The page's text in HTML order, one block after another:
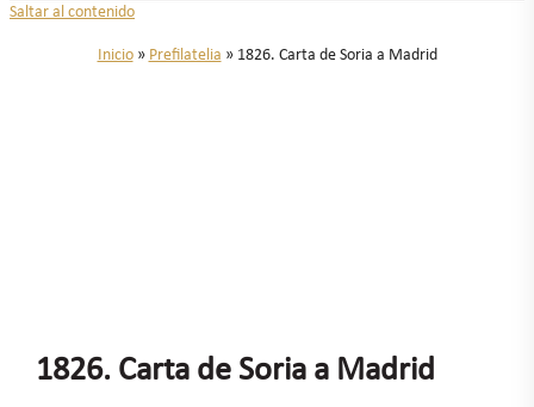
Saltar al contenido
Inicio» Prefilatelia » 1826. Carta de Soria a Madrid
1826. Carta de Soria a Madrid